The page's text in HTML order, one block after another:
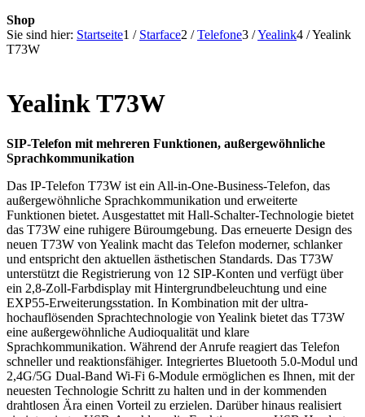
Shop
Sie sind hier: Startseite1 / Starface2 / Telefone3 /Yealink4 /Yealink
T73W
Yealink T73W
SIP-Telefon mit mehreren Funktionen, außergewöhnliche
Sprachkommunikation
Das IP-Telefon T73W ist ein All-in-One-Business-Telefon, das
außergewöhnliche Sprachkommunikation und erweiterte
Funktionen bietet. Ausgestattet mit Hall-Schalter-Technologie bietet
das T73W eine ruhigere Büroumgebung. Das erneuerte Design des
neuen T73W von Yealink macht das Telefon moderner, schlanker
und entspricht den aktuellen ästhetischen Standards. Das T73W
unterstützt die Registrierung von 12 SIP-Konten und verfügt über
ein 2,8-Zoll-Farbdisplay mit Hintergrundbeleuchtung und eine
EXP55-Erweiterungsstation. In Kombination mit der ultra-
hochauflösenden Sprachtechnologie von Yealink bietet das T73W
eine außergewöhnliche Audioqualität und klare
Sprachkommunikation. Während der Anrufe reagiert das Telefon
schneller und reaktionsfähiger. Integriertes Bluetooth 5.0-Modul und
2,4G/5G Dual-Band Wi-Fi 6-Module ermöglichen es Ihnen, mit der
neuesten Technologie Schritt zu halten und in der kommenden
drahtlosen Ära einen Vorteil zu erzielen. Darüber hinaus realisiert